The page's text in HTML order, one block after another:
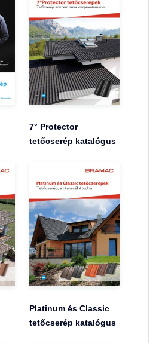
7° Protector
tetőcserép katalógus
Platinum és Classic
tetőcserép katalógus